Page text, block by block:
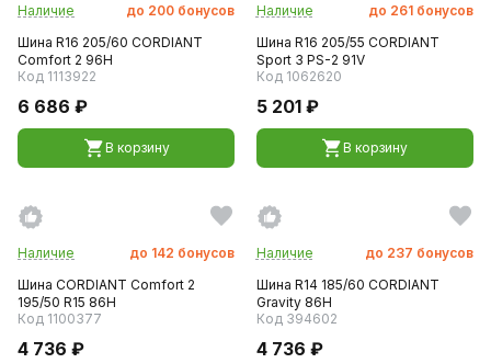
Наличие до 200 бонусов
Шина R16 205/60 CORDIANT
Comfort 2 96H
Код 1113922
6 686 ₽
В корзину
Наличие до 261 бонусов
Шина R16 205/55 CORDIANT
Sport 3 PS-2 91V
Код 1062620
5 201 ₽
В корзину
Наличие до 142 бонусов
Шина CORDIANT Comfort 2
195/50 R15 86H
Код 1100377
4 736 ₽
Наличие до 237 бонусов
Шина R14 185/60 CORDIANT
Gravity 86Н
Код 394602
4 736 ₽